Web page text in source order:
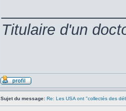
Titulaire d'un
Sujet du message: Re: Les USA ont "collectés des